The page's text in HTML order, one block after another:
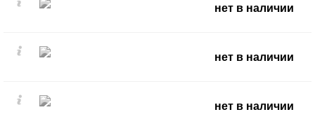
нет в наличии
нет в наличии
нет в наличии